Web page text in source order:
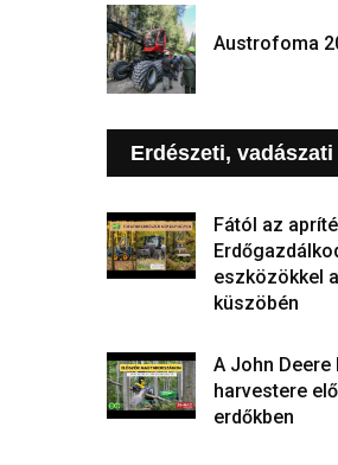
Austrofoma
Erdészeti,
Fától az
eszközökkel
küszöbén
A John Deere
harvestere
erdőkben